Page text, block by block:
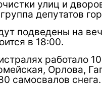
улиц и
депутатов
подведены на
в 18:00.
работало
Орлова,
самосвалов снега.